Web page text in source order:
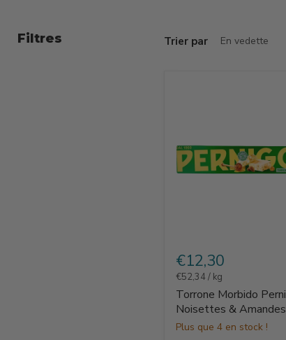
Filtres Trier par
Morbido
Pernigotti
-
Noisettes
&
(235
€12,30
€52,34 / kg
Torrone Morbido
Noisettes & Amandes
Plus que 4 en stock !